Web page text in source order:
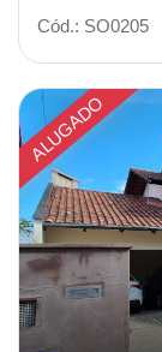
Cód.: SO0205
ALUGADO